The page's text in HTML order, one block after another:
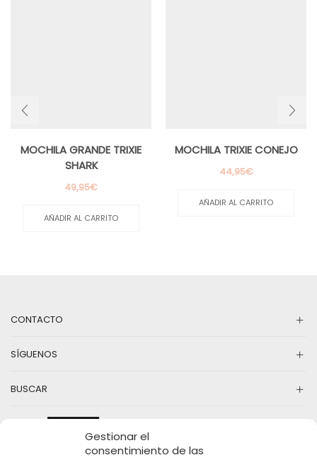
Gestionar el
consentimiento de las
MOCHILA GRANDE TRIXIE
SHARK
49,95€
AÑADIR AL CARRITO
MOCHILA TRIXIE CONEJO
44,95€
AÑADIR AL CARRITO
CONTACTO
SÍGUENOS
BUSCAR